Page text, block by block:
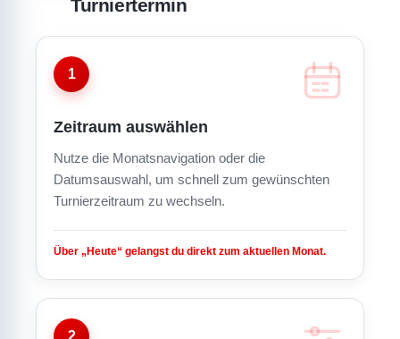
Turniertermin
1
Zeitraum auswählen
Nutze die Monatsnavigation oder die
Datumsauswahl, um schnell zum gewünschten
Turnierzeitraum zu wechseln.
Über „Heute“ gelangst du direkt zum aktuellen Monat.
2